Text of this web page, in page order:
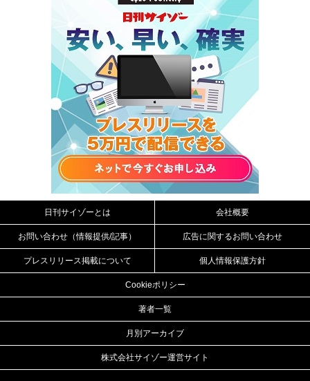
日刊サイゾーとは 会社概要
お問い合わせ（情報提供/記事） 広告に関するお問い合わせ
プレスリリース掲載について 個人情報保護方針
Cookieポリシー
著者一覧
月別アーカイブ
株式会社サイゾー運営サイト